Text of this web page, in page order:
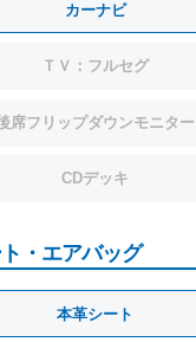
カーナビ
ＴＶ：フルセグ
席フリップダウンモニター
CDデッキ
・エアバッグ
本革シート